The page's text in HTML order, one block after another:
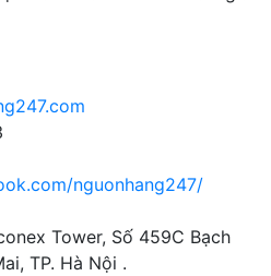
nguonhang247/
Tower, Số 459C Bạch
TP. Hà Nội .